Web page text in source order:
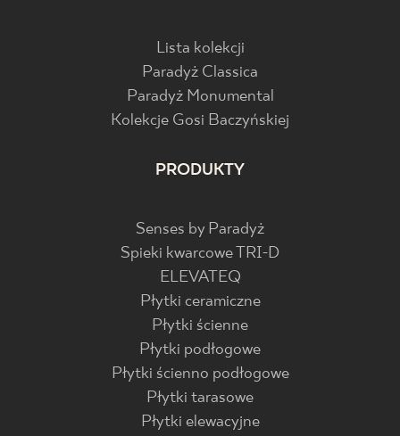
Lista kolekcji
Paradyż Classica
Paradyż Monumental
Kolekcje Gosi Baczyńskiej
PRODUKTY
Senses by Paradyż
Spieki kwarcowe TRI-D
ELEVATEQ
Płytki ceramiczne
Płytki ścienne
Płytki podłogowe
Płytki ścienno podłogowe
Płytki tarasowe
Płytki elewacyjne